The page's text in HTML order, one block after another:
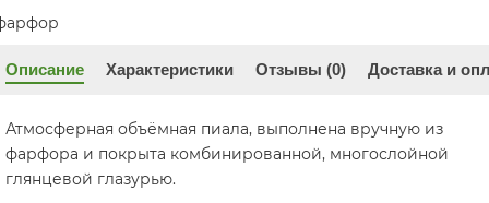
Описание Характеристики Отзывы (0) Доставка и
Атмосферная объёмная пиала, выполнена вручную из
фарфора и покрыта комбинированной, многослойной
глянцевой глазурью.